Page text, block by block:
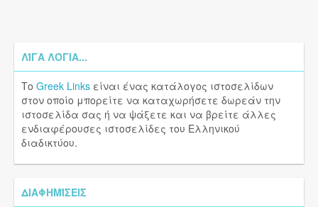
ΛΊΓΑ ΛΌΓΙΑ...
Το Greek Links είναι ένας κατάλογος ιστοσελίδων
στον οποίο μπορείτε να καταχωρήσετε δωρεάν την
ιστοσελίδα σας ή να ψάξετε και να βρείτε άλλες
ενδιαφέρουσες ιστοσελίδες του Ελληνικού
διαδικτύου.
ΔΙΑΦΗΜΊΣΕΙΣ